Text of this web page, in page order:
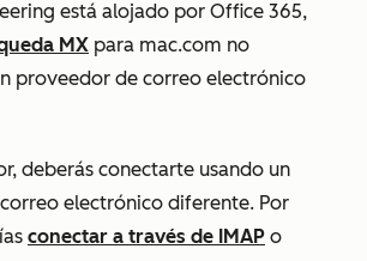
está alojado por Office 365,
MX para mac.com no
proveedor de correo electrónico
deberás conectarte usando un
electrónico diferente. Por
conectar a través de IMAP o